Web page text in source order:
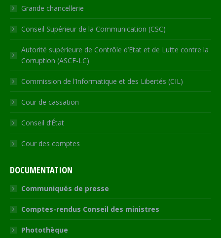
Grande chancellerie
Conseil Supérieur de la Communication (CSC)
Autorité supérieure de Contrôle d’Etat et de Lutte contre la
Corruption (ASCE-LC)
Commission de l’Informatique et des Libertés (CIL)
Cour de cassation
Conseil d’État
Cour des comptes
DOCUMENTATION
Communiqués de presse
Comptes-rendus Conseil des ministres
Photothèque